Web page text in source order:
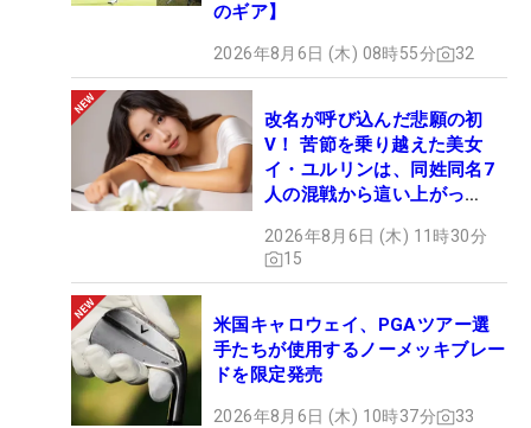
のギア】
2026年8月6日 (木) 08時55分 32
改名が呼び込んだ悲願の初
V！ 苦節を乗り越えた美女
イ・ユルリンは、同姓同名7
人の混戦から這い上がっ
2026年8月6日 (木) 11時30分
15
米国キャロウェイ、PGAツアー選
手たちが使用するノーメッキブレー
ドを限定発売
2026年8月6日 (木) 10時37分 33